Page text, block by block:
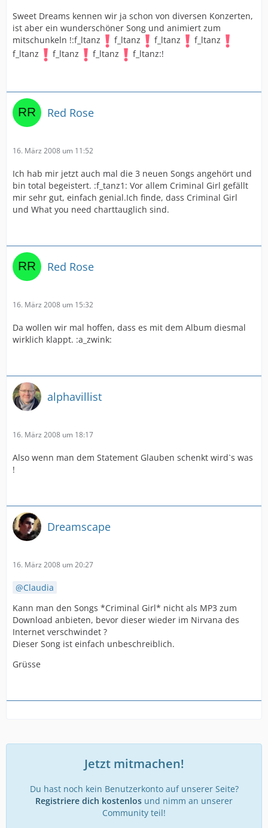
Sweet Dreams kennen wir ja schon von diversen Konzerten,
ist aber ein wunderschöner Song und animiert zum
mitschunkeln !:f_ltanz
f_ltanz f_ltanz
f_ltanz
f_ltanz
f_ltanz f_ltanz f_ltanz:!
Red Rose
16. März 2008 um 11:52
Ich hab mir jetzt auch mal die 3 neuen Songs angehört und
bin total begeistert. :f_tanz1: Vor allem Criminal Girl gefällt
mir sehr gut, einfach genial.Ich finde, dass Criminal Girl
und What you need charttauglich sind.
Red Rose
16. März 2008 um 15:32
Da wollen wir mal hoffen, dass es mit dem Album diesmal
wirklich klappt. :a_zwink:
alphavillist
16. März 2008 um 18:17
Also wenn man dem Statement Glauben schenkt wird`s was
!
Dreamscape
16. März 2008 um 20:27
Claudia
Kann man den Songs *Criminal Girl* nicht als MP3 zum
Download anbieten, bevor dieser wieder im Nirvana des
Internet verschwindet ?
Dieser Song ist einfach unbeschreiblich.
Grüsse
Jetzt mitmachen!
Du hast noch kein Benutzerkonto auf unserer Seite?
Registriere dich kostenlos und nimm an unserer
Community teil!